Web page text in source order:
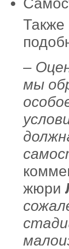
Также
–
мы
жюри